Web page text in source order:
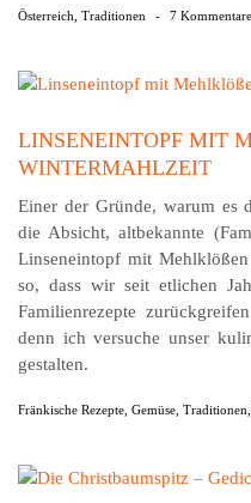
Österreich Traditionen - 7 Kommentare
LINSENEINTOPF MIT
INTERMAHLZEIT
Einer der Gründe, warum es
die Absicht, altbekannte
Linseneintopf mit
so, dass wir seit etlichen
Familienrezepte
denn ich versuche unser
gestalten.
Fränkische Rezepte Gemüse Traditionen